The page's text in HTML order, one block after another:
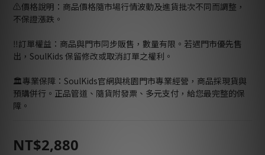
⚠️價格說明：商品價格隨市場行情波動及進貨批次不同而調整，
不保證漲跌。
‼️訂單權益：商品與門市同步販售，數量有限。若遇門市優先售
出，SoulKids 保留修改或取消訂單之權利。
🏛️專業保障：SoulKids官網與桃園門市專業經營，商品採現貨與
預購併行。正品管道、隨貨附發票、多元支付，給您最完整的保
障。
NT$2,880